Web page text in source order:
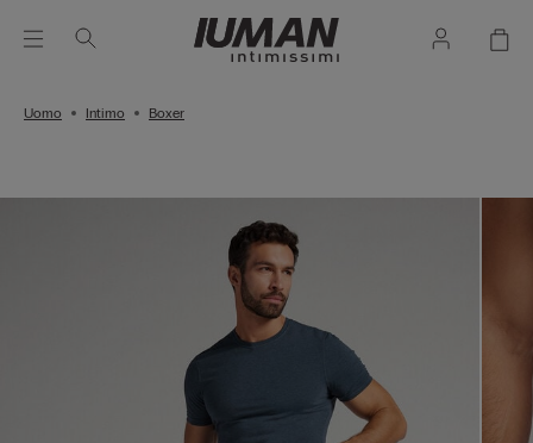
Uomo Intimo Boxer